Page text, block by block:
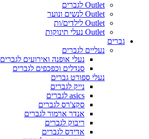
Outlet לגברים
Outlet לנשים ונוער
Outlet לילדים/ות
Outlet נעלי תינוקות
גברים
נעליים לגברים
נעלי אופנה ואירועים לגברים
סנדלים וכפכפים לגברים
נעלי ספורט גברים
נייק לגברים
asics לגברים
סקצ'רס לגברים
אנדר ארמור לגברים
ריבוק לגברים
אדידס לגברים